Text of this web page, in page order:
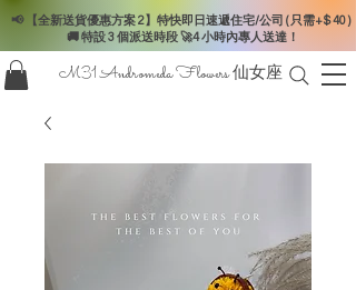
📢 【全新送貨優惠方案 2】特快即日速遞住宅/公司 ( 只需+$ 40 )
🚚 特設 3 個派送時段 🚀4 小時內專人送達！
M31 Andromeda Flowers 仙女座